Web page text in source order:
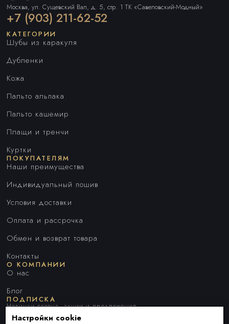
Москва, ул. Сущевский Вал, д. 5, стр. 1 ТК «Савеловский-Модный»
+7 (903) 211-62-52
КАТЕГОРИИ
Шубы из каракуля
Дубленки
Кожа
Пальто альпака
Пальто кашемир
Плащи и тренчи
Куртки
ПОКУПАТЕЛЯМ
Наши преимущества
Индивидуальный пошив
Условия доставки
Оплата и рассрочка
Обмен и возврат товара
Контакты
О КОМПАНИИ
О нас
Блог
ПОДПИСКА
Новинки сезона, акции и предложения
Настройки cookie